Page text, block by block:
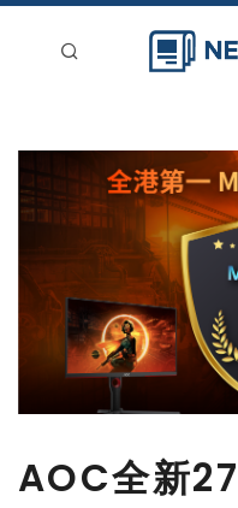
新聞稿分類
登入
刊登
AOC全新